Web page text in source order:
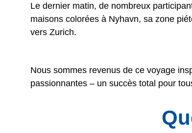
Le dernier matin, de nombreux
maisons colorées à Nyhavn, sa zone
vers Zurich.
Nous sommes revenus de ce voyage
passionnantes – un succès total pour